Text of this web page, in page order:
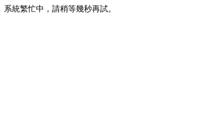
系統繁忙中，請稍等幾秒再試。